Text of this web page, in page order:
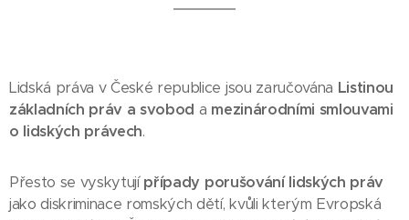
Lidská práva v České republice jsou zaručována Listinou
základních práv a svobod a mezinárodními smlouvami
o lidských právech.
Přesto se vyskytujípřípady porušování lidských práv
jako diskriminace romských dětí, kvůli kterým Evropská